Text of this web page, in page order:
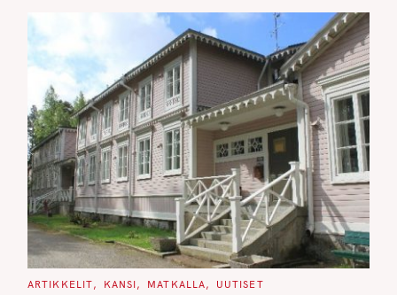
C
ARTIKKELIT KANSI MATKALLA UUTISET